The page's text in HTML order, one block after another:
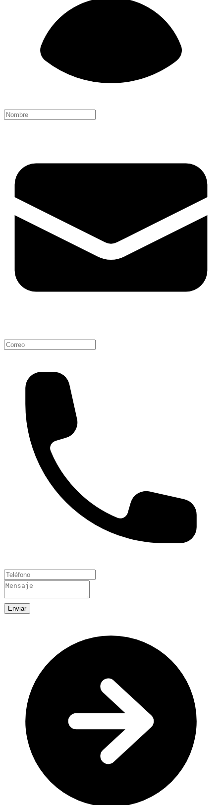
Enviar